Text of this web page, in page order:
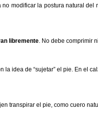
modificar la postura natural del
libremente. No debe comprimir
la idea de “sujetar” el pie. En el
transpirar el pie, como cuero